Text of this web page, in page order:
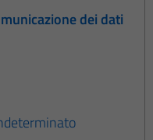
dei dati